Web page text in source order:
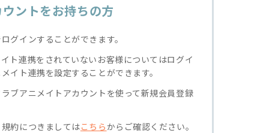
ントをお持ちの方
グインすることができます。
ト連携をされていないお客様についてはログイ
イト連携を設定することができます。
ブアニメイトアカウントを使って新規会員登録
約につきましてはこちらからご確認ください。